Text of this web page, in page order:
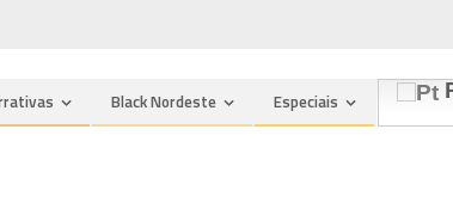
Black Nordeste Especiais